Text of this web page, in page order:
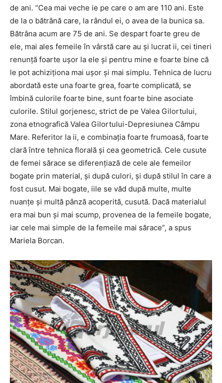
de ani. “Cea mai veche ie pe care o am are 110 ani. Este
de la o bătrână care, la rândul ei, o avea de la bunica sa.
Bătrâna acum are 75 de ani. Se despart foarte greu de
ele, mai ales femeile în vârstă care au şi lucrat ii, cei tineri
renunţă foarte uşor la ele şi pentru mine e foarte bine că
le pot achiziţiona mai uşor şi mai simplu. Tehnica de lucru
abordată este una foarte grea, foarte complicată, se
îmbină culorile foarte bine, sunt foarte bine asociate
culorile. Stilul gorjenesc, strict de pe Valea Gilortului,
zona etnografică Valea Gilortului-Depresiunea Câmpu
Mare. Referitor la ii, e combinaţia foarte frumoasă, foarte
clară între tehnica florală şi cea geometrică. Cele cusute
de femei sărace se diferenţiază de cele ale femeilor
bogate prin material, şi după culori, şi după stilul în care a
fost cusut. Mai bogate, iile se văd după multe, multe
nuanţe şi multă pânză acoperită, cusută. Dacă materialul
era mai bun şi mai scump, provenea de la femeile bogate,
iar cele mai simple de la femeile mai sărace”, a spus
Mariela Borcan.